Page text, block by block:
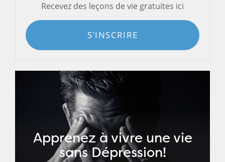
Recevez des leçons de vie gratuites ici
S'INSCRIRE
Apprenez à vivre une vie
sans Dépression!